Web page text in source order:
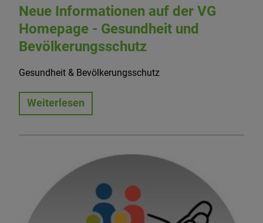
Neue Informationen auf der VG
Homepage - Gesundheit und
Bevölkerungsschutz
Gesundheit & Bevölkerungsschutz
Weiterlesen